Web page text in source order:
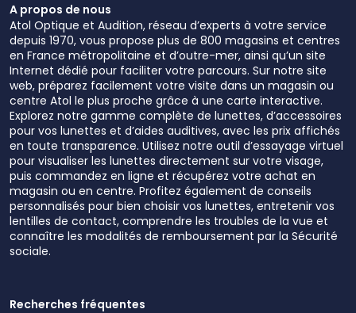
A propos de nous
Atol Optique et Audition, réseau d’experts à votre service
depuis 1970, vous propose plus de 800 magasins et centres
en France métropolitaine et d’outre-mer, ainsi qu’un site
Internet dédié pour faciliter votre parcours. Sur notre site
web, préparez facilement votre visite dans un magasin ou
centre Atol le plus proche grâce à une carte interactive.
Explorez notre gamme complète de lunettes, d’accessoires
pour vos lunettes et d’aides auditives, avec les prix affichés
en toute transparence. Utilisez notre outil d’essayage virtuel
pour visualiser les lunettes directement sur votre visage,
puis commandez en ligne et récupérez votre achat en
magasin ou en centre. Profitez également de conseils
personnalisés pour bien choisir vos lunettes, entretenir vos
lentilles de contact, comprendre les troubles de la vue et
connaître les modalités de remboursement par la Sécurité
sociale.
Recherches fréquentes